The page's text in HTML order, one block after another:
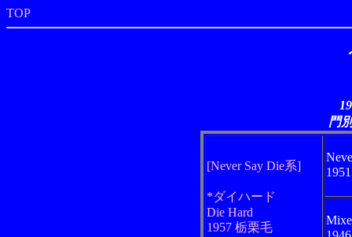
TOP
門
[Never Say Die系]
*ダイハード
Die Hard
1957 栃栗毛